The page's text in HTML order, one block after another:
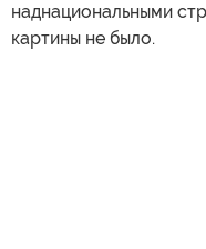
наднациональными
картины не было.